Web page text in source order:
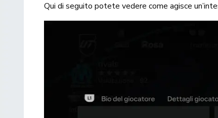
Qui di seguito potete vedere come agisce